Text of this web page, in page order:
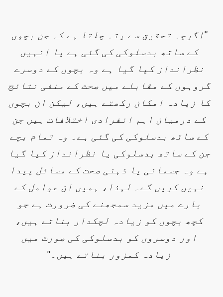
"اگرچہ تحقیق سے پتہ چلتا ہے کہ جن بچوں
کے ساتھ بدسلوکی کی گئی ہے یا انہیں
نظرانداز کیا گیا ہے وہ بچوں کے دوسرے
گروہوں کے مقابلے میں صحت کے منفی نتائج
کا زیادہ امکان رکھتے ہیں، لیکن ان بچوں
کے درمیان اہم انفرادی اختلافات ہیں جن
کے ساتھ بدسلوکی کی گئی ہے۔ وہ تمام بچے
جن کے ساتھ بدسلوکی یا نظرانداز کیا گیا
ہے وہ جسمانی یا ذہنی صحت کے مسائل پیدا
نہیں کریں گے۔ لہذا، ہمیں ان عوامل کے
بارے میں مزید سمجھنے کی ضرورت ہے جو
کچھ بچوں کو زیادہ لچکدار بناتے ہیں،
اور دوسروں کو بدسلوکی کی صورت میں
زیادہ کمزور بناتے ہیں۔"